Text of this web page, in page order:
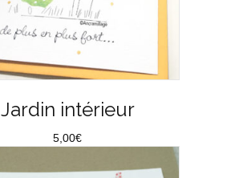
Jardin intérieur
5,00€